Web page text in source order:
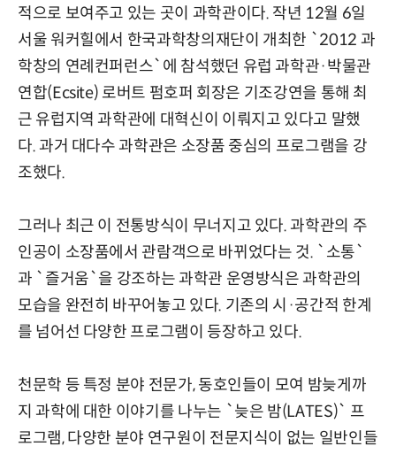
적으로 보여주고 있는 곳이 과학관이다. 작년 12월 6일
서울 워커힐에서 한국과학창의재단이 개최한 `2012 과
학창의 연례컨퍼런스`에 참석했던 유럽 과학관·박물관
연합(Ecsite) 로버트 펌호퍼 회장은 기조강연을 통해 최
근 유럽지역 과학관에 대혁신이 이뤄지고 있다고 말했
다. 과거 대다수 과학관은 소장품 중심의 프로그램을 강
조했다.
그러나 최근 이 전통방식이 무너지고 있다. 과학관의 주
인공이 소장품에서 관람객으로 바뀌었다는 것. `소통`
과 `즐거움`을 강조하는 과학관 운영방식은 과학관의
모습을 완전히 바꾸어놓고 있다. 기존의 시·공간적 한계
를 넘어선 다양한 프로그램이 등장하고 있다.
천문학 등 특정 분야 전문가, 동호인들이 모여 밤늦게까
지 과학에 대한 이야기를 나누는 `늦은 밤(LATES)` 프
로그램, 다양한 분야 연구원이 전문지식이 없는 일반인들